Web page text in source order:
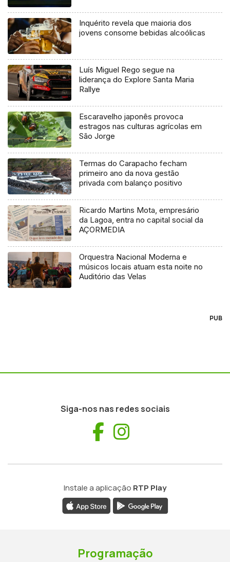
Inquérito revela que maioria dos
jovens consome bebidas alcoólicas
Luís Miguel Rego segue na
liderança do Explore Santa Maria
Rallye
Escaravelho japonês provoca
estragos nas culturas agrícolas em
São Jorge
Termas do Carapacho fecham
primeiro ano da nova gestão
privada com balanço positivo
Ricardo Martins Mota, empresário
da Lagoa, entra no capital social da
AÇORMEDIA
Orquestra Nacional Moderna e
músicos locais atuam esta noite no
Auditório das Velas
PUB
Siga-nos nas redes sociais
Facebook
Instale a aplicação RTP Play
Programação